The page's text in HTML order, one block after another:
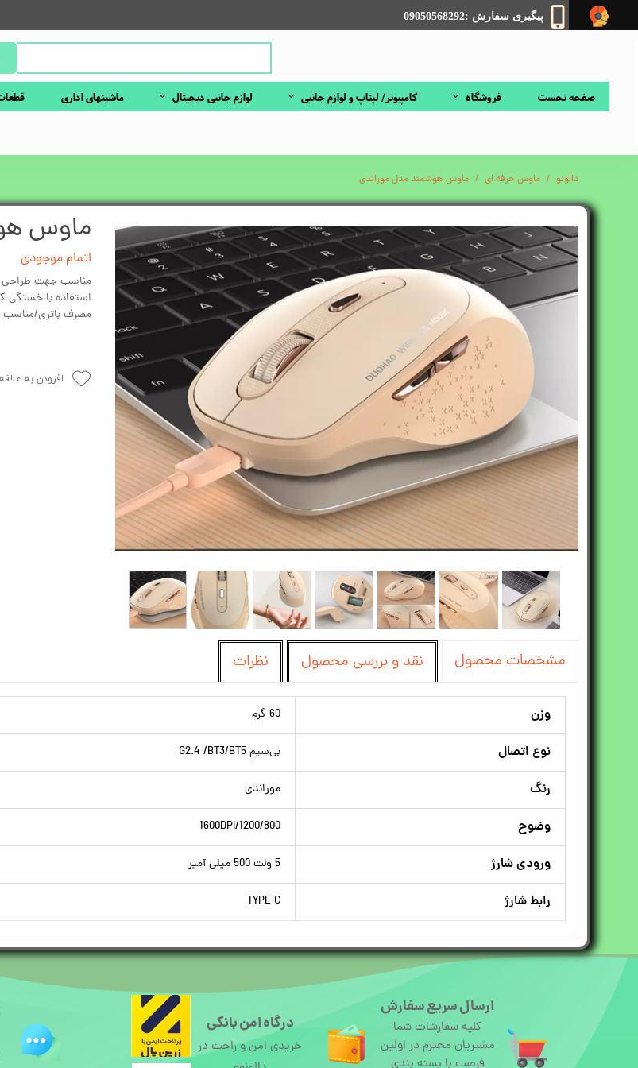
پیگیری سفارش :09050568292
صفحه نخست فروشگاه کامپیوتر/ لپتاپ و لوازم جانبی لوازم جانبی دیجیتال ماشینهای اداری
دالونو ماوس حرفه ای ماوس هوشمند مدل موراندی
ماوس
اتمام موجودی
مناسب جهت طراحی
استفاده با
مصرف باتری/
افزودن به
مشخصات محصول نقد و بررسی محصول نظرات
وزن 60 گرم
نوع اتصال بی‌سیم G2.4 /BT3/BT5
رنگ موراندی
وضوح 1600DPI/1200/800
ورودی شارژ 5 ولت 500 میلی آمپر
رابط شارژ TYPE-C
ارسال سریع سفارش
کلیه سفارشات شما
مشتریان محترم در اولین
فرصت با بسته بندی
درگاه امن بانکی
خریدی امن و راحت در